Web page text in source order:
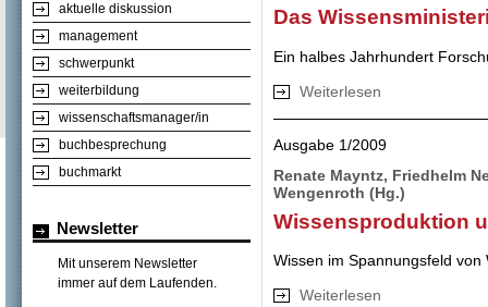
aktuelle diskussion
management
schwerpunkt
weiterbildung
wissenschaftsmanager/in
buchbesprechung
buchmarkt
Newsletter
Mit unserem Newsletter
immer auf dem Laufenden.
Das
Ein halbes Jahrhundert
Weiterlesen
Ausgabe 1/2009
Renate Mayntz, Friedhelm
Wengenroth (Hg.)
Wissensproduktion
Wissen im Spannungsfeld
Weiterlesen